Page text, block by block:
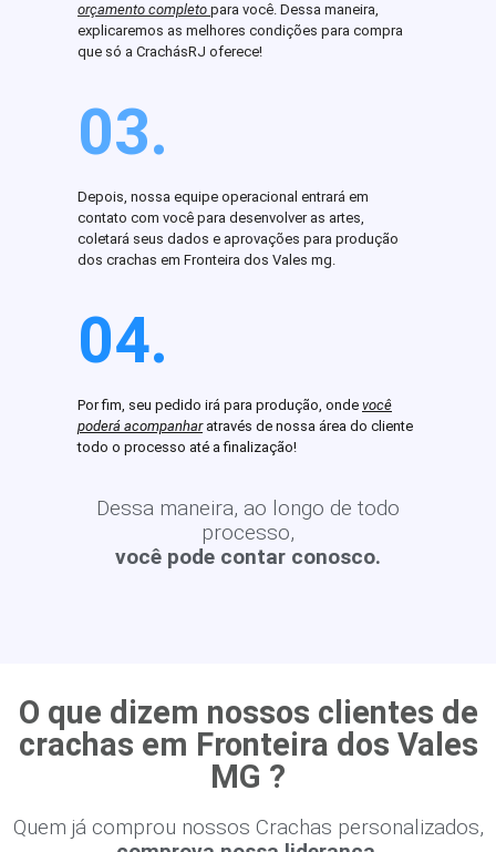
orçamento completo para você. Dessa maneira,
explicaremos as melhores condições para compra
que só a CrachásRJ oferece!
03.
Depois, nossa equipe operacional entrará em
contato com você para desenvolver as artes,
coletará seus dados e aprovações para produção
dos crachas em Fronteira dos Vales mg.
04.
Por fim, seu pedido irá para produção, onde você
poderá acompanharatravés de nossa área do cliente
todo o processo até a finalização!
Dessa maneira, ao longo de todo
processo,
você pode contar conosco.
O que dizem nossos clientes de
crachas em Fronteira dos Vales
MG ?
Quem já comprou nossos Crachas personalizados,